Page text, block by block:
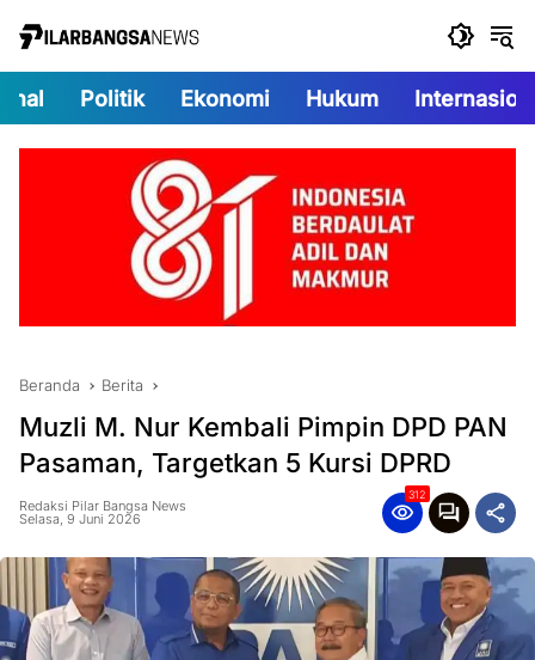
Politik Ekonomi Hukum
Beranda Berita
Muzli M. Nur Kembali Pimpin DPD PAN
Pasaman, Targetkan 5 Kursi DPRD
Redaksi Pilar Bangsa News
Selasa, 9 Juni 2026
312